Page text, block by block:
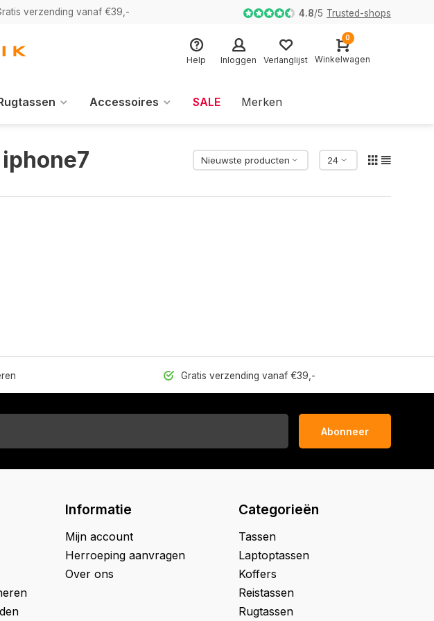
verzending vanaf €39,- 4.8/5 Trusted-shops
Help Inloggen Verlanglijst
0
Winkelwagen
Accessoires SALE Merken
Gratis verzending vanaf €39,-
Abonneer
Informatie
Mijn account
Herroeping aanvragen
Over ons
Categorieën
Tassen
Laptoptassen
Koffers
Reistassen
Rugtassen